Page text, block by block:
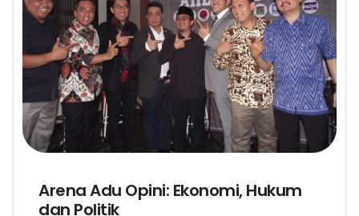
Arena Adu Opini: Ekonomi, Hukum
dan Politik